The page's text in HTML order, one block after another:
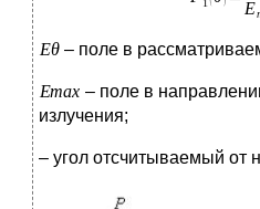
– поле в
– поле в
излучения;
– угол отсчитываемый от